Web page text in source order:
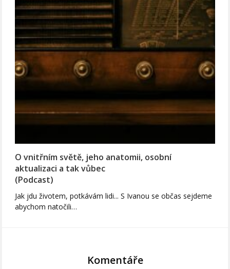
O vnitřním světě, jeho anatomii, osobní
aktualizaci a tak vůbec
(Podcast)
Jak jdu životem, potkávám lidi... S Ivanou se občas sejdeme
abychom natočili…
Komentáře